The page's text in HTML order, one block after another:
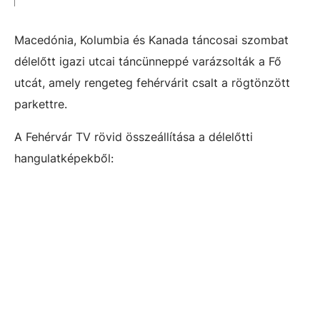
Macedónia, Kolumbia és Kanada táncosai szombat
délelőtt igazi utcai táncünneppé varázsolták a Fő
utcát, amely rengeteg fehérvárit csalt a rögtönzött
parkettre.
A Fehérvár TV rövid összeállítása a délelőtti
hangulatképekből: